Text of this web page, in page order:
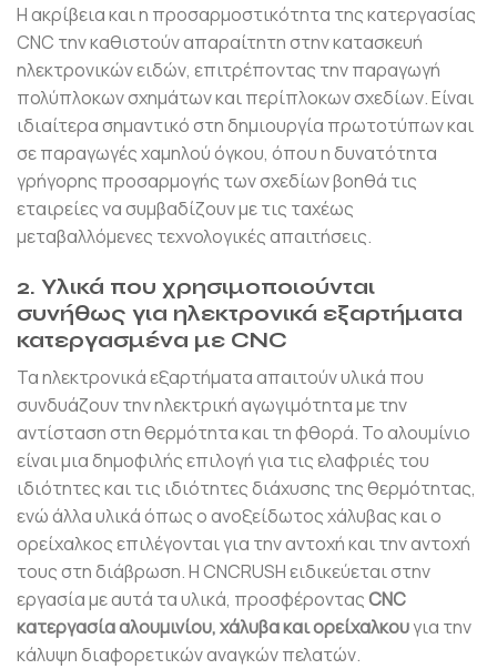
Η ακρίβεια και η προσαρμοστικότητα της κατεργασίας
CNC την καθιστούν απαραίτητη στην κατασκευή
ηλεκτρονικών ειδών, επιτρέποντας την παραγωγή
πολύπλοκων σχημάτων και περίπλοκων σχεδίων. Είναι
ιδιαίτερα σημαντικό στη δημιουργία πρωτοτύπων και
σε παραγωγές χαμηλού όγκου, όπου η δυνατότητα
γρήγορης προσαρμογής των σχεδίων βοηθά τις
εταιρείες να συμβαδίζουν με τις ταχέως
μεταβαλλόμενες τεχνολογικές απαιτήσεις.
2. Υλικά που χρησιμοποιούνται
συνήθως για ηλεκτρονικά εξαρτήματα
κατεργασμένα με CNC
Τα ηλεκτρονικά εξαρτήματα απαιτούν υλικά που
συνδυάζουν την ηλεκτρική αγωγιμότητα με την
αντίσταση στη θερμότητα και τη φθορά. Το αλουμίνιο
είναι μια δημοφιλής επιλογή για τις ελαφριές του
ιδιότητες και τις ιδιότητες διάχυσης της θερμότητας,
ενώ άλλα υλικά όπως ο ανοξείδωτος χάλυβας και ο
ορείχαλκος επιλέγονται για την αντοχή και την αντοχή
τους στη διάβρωση. Η CNCRUSH ειδικεύεται στην
εργασία με αυτά τα υλικά, προσφέρονταςCNC
κατεργασία αλουμινίου, χάλυβα και ορείχαλκουγια την
κάλυψη διαφορετικών αναγκών πελατών.